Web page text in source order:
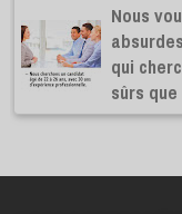
Nous
qui
sûrs